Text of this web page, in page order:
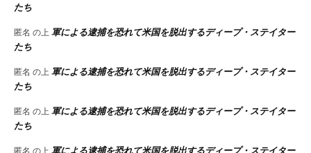
たち
匿名 の上 軍による逮捕を恐れて米国を脱出するディープ・ステイター
たち
匿名 の上 軍による逮捕を恐れて米国を脱出するディープ・ステイター
たち
匿名 の上 軍による逮捕を恐れて米国を脱出するディープ・ステイター
たち
匿名 の上 軍による逮捕を恐れて米国を脱出するディープ・ステイター